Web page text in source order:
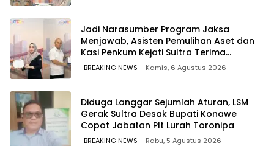
Jadi Narasumber Program Jaksa
Menjawab, Asisten Pemulihan Aset dan
Kasi Penkum Kejati Sultra Terima
Penghargaan dari Komisaris MEK TV
BREAKING NEWS Kamis, 6 Agustus 2026
Diduga Langgar Sejumlah Aturan, LSM
Gerak Sultra Desak Bupati Konawe
Copot Jabatan Plt Lurah Toronipa
BREAKING NEWS Rabu, 5 Agustus 2026